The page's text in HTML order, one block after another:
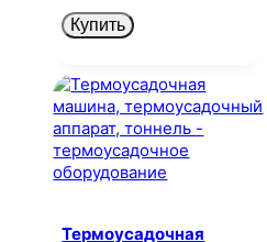
Купить
Термоусадочная